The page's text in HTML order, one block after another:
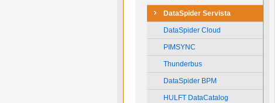
DataSpider Servista
DataSpider Cloud
PIMSYNC
Thunderbus
DataSpider BPM
HULFT DataCatalog